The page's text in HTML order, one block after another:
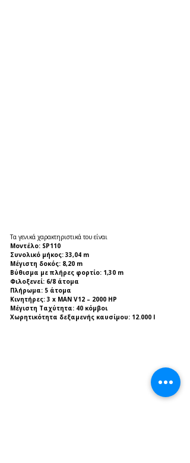
Τα γενικά χαρακτηριστικά του είναι
Μοντέλο: SP110
Συνολικό μήκος: 33,04 m
Μέγιστη δοκός: 8,20 m
Βύθισμα με πλήρες φορτίο: 1,30 m
Φιλοξενεί: 6/8 άτομα
Πλήρωμα: 5 άτομα
Κινητήρες: 3 x MAN V12 – 2000 HP
Μέγιστη Ταχύτητα: 40 κόμβοι
Χωρητικότητα δεξαμενής καυσίμου: 12.000 l